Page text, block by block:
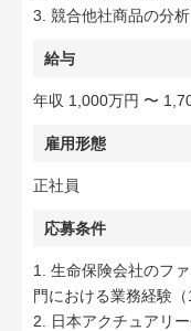
3. 競合他社商品の分析
給与
年収 1,000万円 〜
雇用形態
正社員
応募条件
1. 生命保険会社のフ
門における業務経験（
2. 日本アクチュアリ